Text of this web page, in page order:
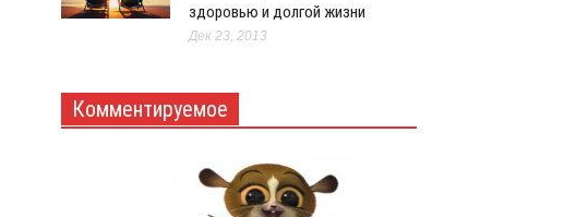
здоровью и долгой жизни
Дек 23, 2013
Комментируемое